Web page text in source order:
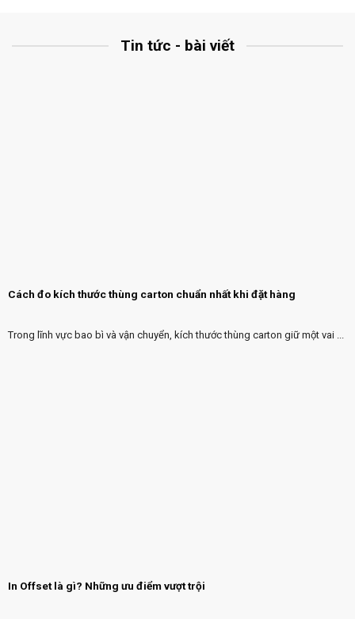
Tin tức - bài viết
Cách đo kích thước thùng carton chuẩn nhất khi đặt hàng
Trong lĩnh vực bao bì và vận chuyển, kích thước thùng carton giữ một vai ...
In Offset là gì? Những ưu điểm vượt trội